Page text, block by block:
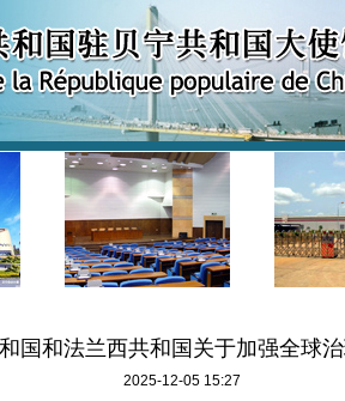
国和法兰西共和国关于加强全球
2025-12-05 15:27